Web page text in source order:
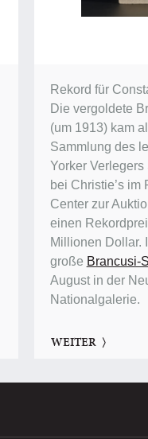
Rekord für
Die vergoldete
(um 1913) kam
Sammlung des
Yorker
bei Christie’s im
Center zur
einen
Millionen Dollar.
große Brancusi-
August in der
Nationalgalerie.
WEITER